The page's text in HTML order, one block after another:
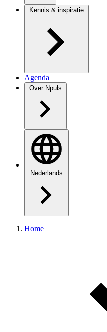
Kennis & inspiratie
Agenda
Over Npuls
Nederlands
Home